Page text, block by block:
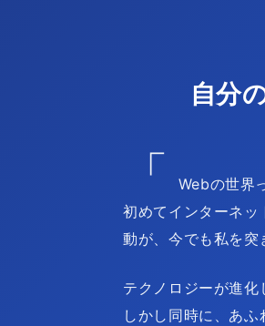
自分
「
Webの世界
初めてインターネ
動が、今でも私を
テクノロジーが進
しかし同時に、あ